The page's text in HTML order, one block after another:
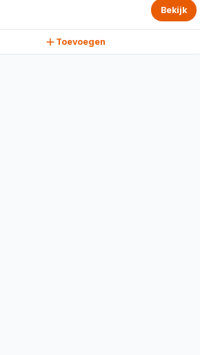
Bekijk
Toevoegen